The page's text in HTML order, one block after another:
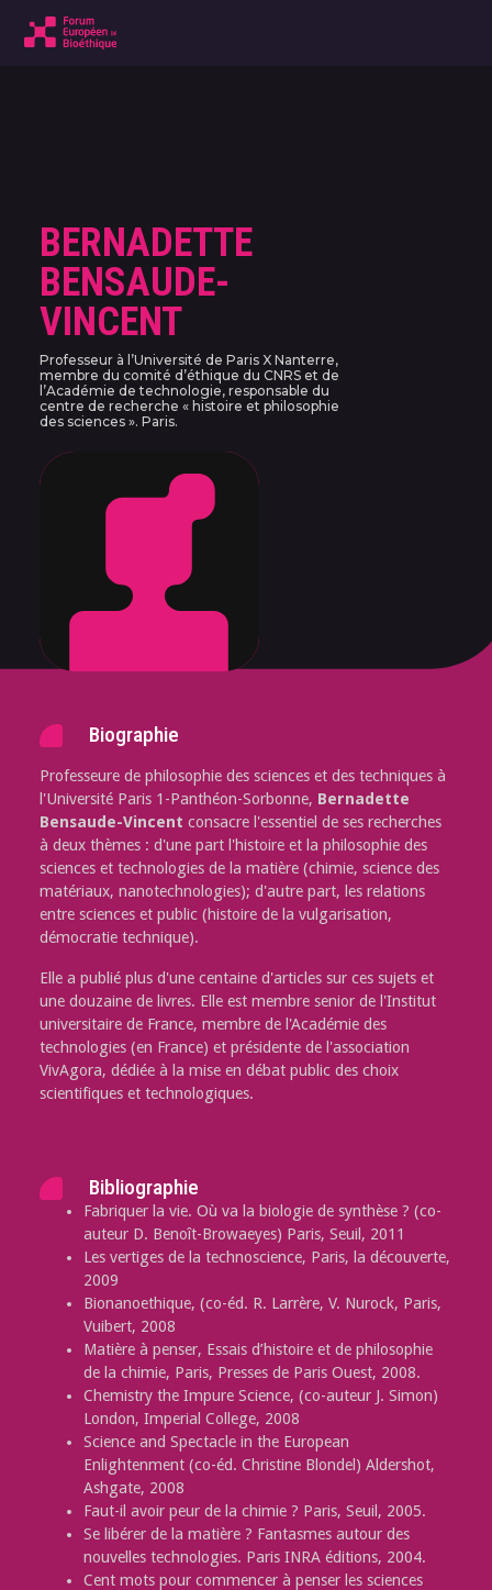
BERNADETTE
BENSAUDE-
VINCENT
Professeur à l’Université de Paris X Nanterre,
membre du comité d’éthique du CNRS et de
l’Académie de technologie, responsable du
centre de recherche « histoire et philosophie
des sciences ». Paris.
Biographie
Professeure de philosophie des sciences et des techniques à
l'Université Paris 1-Panthéon-Sorbonne, Bernadette
Bensaude-Vincent consacre l'essentiel de ses recherches
à deux thèmes : d'une part l'histoire et la philosophie des
sciences et technologies de la matière (chimie, science des
matériaux, nanotechnologies); d'autre part, les relations
entre sciences et public (histoire de la vulgarisation,
démocratie technique).
Elle a publié plus d'une centaine d'articles sur ces sujets et
une douzaine de livres. Elle est membre senior de l'Institut
universitaire de France, membre de l'Académie des
technologies (en France) et présidente de l'association
VivAgora, dédiée à la mise en débat public des choix
scientifiques et technologiques.
Bibliographie
Fabriquer la vie. Où va la biologie de synthèse ? (co-
auteur D. Benoît-Browaeyes) Paris, Seuil, 2011
Les vertiges de la technoscience, Paris, la découverte,
2009
Bionanoethique, (co-éd. R. Larrère, V. Nurock, Paris,
Vuibert, 2008
Matière à penser, Essais d’histoire et de philosophie
de la chimie, Paris, Presses de Paris Ouest, 2008.
Chemistry the Impure Science, (co-auteur J. Simon)
London, Imperial College, 2008
Science and Spectacle in the European
Enlightenment (co-éd. Christine Blondel) Aldershot,
Ashgate, 2008
Faut-il avoir peur de la chimie ? Paris, Seuil, 2005.
Se libérer de la matière ? Fantasmes autour des
nouvelles technologies. Paris INRA éditions, 2004.
Cent mots pour commencer à penser les sciences